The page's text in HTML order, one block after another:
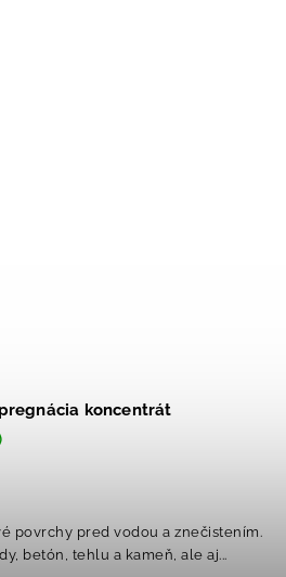
koncentrát
povrchy pred vodou a znečistením.
betón, tehlu a kameň, ale aj...